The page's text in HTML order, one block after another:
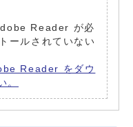
Reader が必
ールされていない
Reader をダウ
。